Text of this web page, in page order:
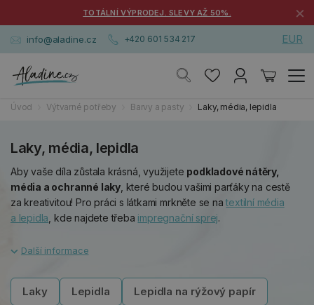
TOTÁLNÍ VÝPRODEJ. SLEVY AŽ 50%. ×
info@aladine.cz +420 601 534 217 EUR
Úvod Výtvarné potřeby Barvy a pasty Laky, média, lepidla
Laky, média, lepidla
Aby vaše díla zůstala krásná, využijete podkladové nátěry,
média a ochranné laky, které budou vašimi parťáky na cestě
za kreativitou! Pro práci s látkami mrkněte se natextilní média
a lepidla , kde najdete třeba impregnační sprej.
Laky Lepidla Lepidla na rýžový papír